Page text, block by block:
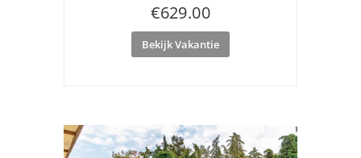
€629.00
Bekijk Vakantie